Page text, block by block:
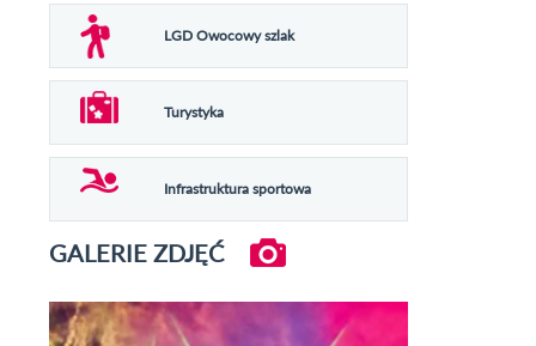
LGD Owocowy szlak
Turystyka
Infrastruktura sportowa
GALERIE ZDJĘĆ